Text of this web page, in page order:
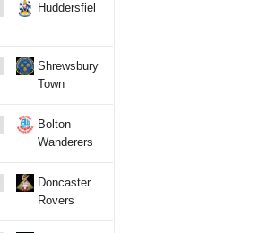
Huddersfiel
Shrewsbury
Town
Bolton
Wanderers
Doncaster
Rovers